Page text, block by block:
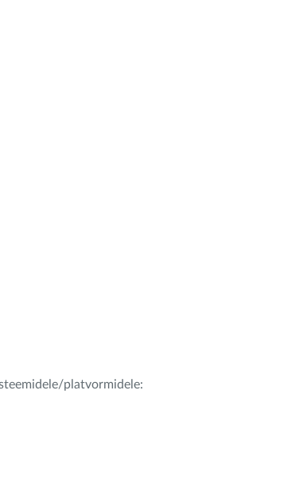
platvormidele: